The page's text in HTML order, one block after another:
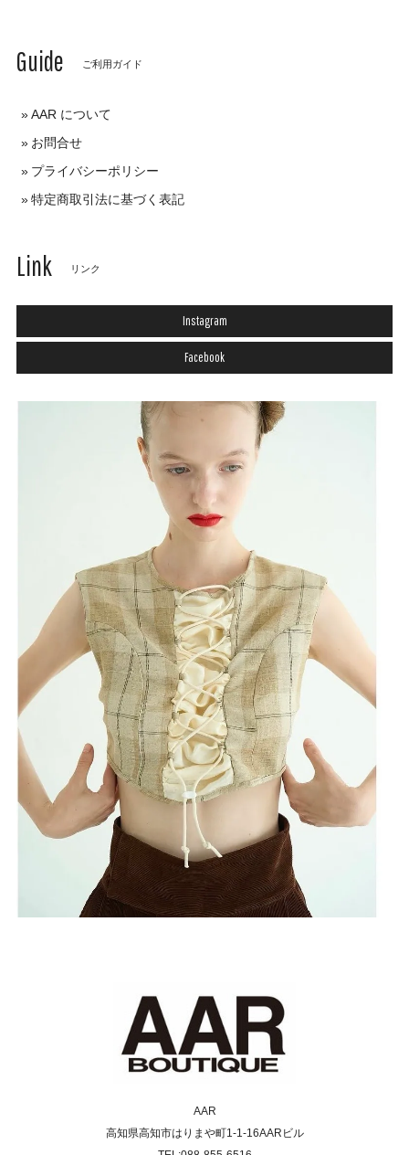
Guide ご利用ガイド
AAR について
お問合せ
プライバシーポリシー
特定商取引法に基づく表記
Link リンク
Instagram
Facebook
AAR
高知県高知市はりまや町1-1-16AARビル